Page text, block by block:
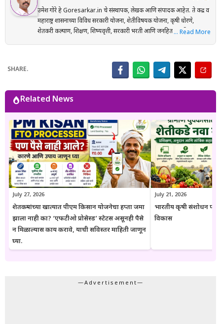
उमेश गोरे हे Goresarkar.in चे संस्थापक, लेखक आणि संपादक आहेत. ते केंद्र व
महाराष्ट्र शासनाच्या विविध सरकारी योजना, शेतीविषयक योजना, कृषी धोरणे,
शेतकरी कल्याण, शिक्षण, शिष्यवृत्ती, सरकारी भरती आणि जनहिताच्या विषयांवर
आणि संबंधित अधिकृत स्रोतांचा संदर्भ घेऊन माहितीची पडताळणी केली जाते.
वाचकांना अर्ज प्रक्रिया, पात्रता, आवश्यक कागदपत्रे, लाभ, अंतिम मुदत आणि
युवक आणि सर्वसामान्य नागरिकांपर्यंत विश्वासार्ह, अद्ययावत आणि उपयुक्त माहिती
पोहोचवणे हा आहे. प्रकाशित माहिती वेळोवेळी अद्ययावत ठेवण्याचा प्रयत्न केला
जातो. अधिकृत निर्णयामध्ये बदल झाल्यास संबंधित लेख देखील अद्ययावत करण्यात
येतात. या संकेतस्थळावरील माहिती ही केवळ जनजागृती आणि मार्गदर्शनाच्या
उद्देशाने प्रकाशित केली जाते. कोणत्याही सरकारी योजनेसाठी अर्ज करण्यापूर्वी
संबंधित विभागाच्या अधिकृत संकेतस्थळावरील माहिती, नियम आणि अटींची
पडताळणी करण्याचा सल्ला दिला जातो.
… Read More
SHARE.
Related News
July 27, 2026
शेतकऱ्यांच्या खात्यात पीएम किसान योजनेचा हप्ता जमा
झाला नाही का? ‘एफटीओ प्रोसेस्ड’ स्टेटस असूनही पैसे
न मिळाल्यास काय करावे, याची सविस्तर माहिती जाणून
घ्या.
July 21, 2026
भारतीय कृषी संशोधन
विकास
—Advertisement—